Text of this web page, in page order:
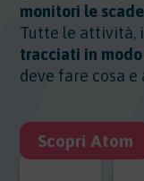
monitori le
Tutte le attività,
tracciati in
deve fare cosa
Scopri Atom